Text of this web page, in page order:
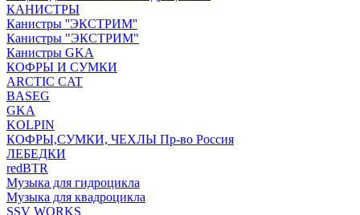
КАНИСТРЫ
Канистры ''ЭКСТРИМ''
Канистры "ЭКСТРИМ"
Канистры GKA
КОФРЫ И СУМКИ
ARCTIC CAT
BASEG
GKA
KOLPIN
КОФРЫ,СУМКИ, ЧЕХЛЫ Пр-во Россия
ЛЕБЕДКИ
redBTR
Музыка для гидроцикла
Музыка для квадроцикла
SSV WORKS